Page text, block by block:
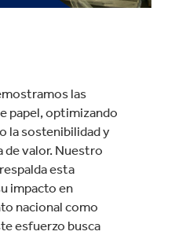
las
papel, optimizando
la sostenibilidad y
de valor. Nuestro
esta
impacto en
nacional como
esfuerzo busca